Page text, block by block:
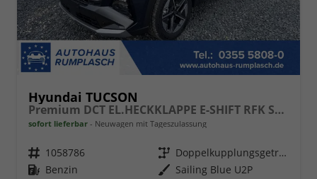
Hyundai TUCSON
Premium DCT EL.HECKKLAPPE E-SHIFT RFK SHZ v+h
sofort lieferbar Neuwagen mit Tageszulassung
Fahrzeugnr. 1058786 Getriebe
Doppelkupplungsgetriebe (DSG)
Kraftstoff Benzin Außenfarbe Sailing Blue U2P